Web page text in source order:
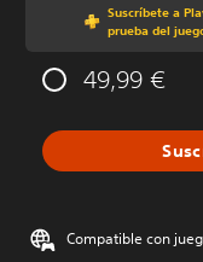
Suscríbete a
prueba del
49,99 €
Compatible con